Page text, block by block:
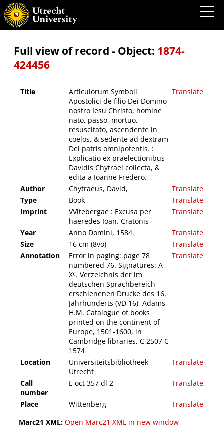
Articulorum Symboli Apostolici de filio Dei Domino nostro Iesu Christo, homine nato,
passo, mortuo, resuscitato, ascendente in coelos, & sedente ad dextram Dei patris
omnipotentis. : Explicatio ex praelectionibus Davidis Chytraei collecta, & edita a Ioanne
Fredero.
Full view of record - Object: 1874-
424456
Title
Articulorum Symboli
Apostolici de filio Dei Domino
nostro Iesu Christo, homine
nato, passo, mortuo,
resuscitato, ascendente in
coelos, & sedente ad dextram
Dei patris omnipotentis. :
Explicatio ex praelectionibus
Davidis Chytraei collecta, &
edita a Ioanne Fredero.
Translate
Author Chytraeus, David,
Translate
Type
Book
Translate
Imprint
VVitebergae : Excusa per
haeredes Ioan. Cratonis
Translate
Year Anno Domini, 1584.
Translate
Size
16 cm (8vo)
Translate
Annotation
Error in paging: page 78
numbered 76. Signatures: A-
X⁸. Verzeichnis der im
deutschen Sprachbereich
erschienenen Drucke des 16.
Jahrhunderts (VD 16), Adams,
H.M. Catalogue of books
printed on the continent of
Europe, 1501-1600, in
Cambridge libraries, C 2507 C
1574
Translate
Location
Universiteitsbibliotheek
Utrecht
Translate
Call
number
E oct 357 dl 2 Translate
Place Wittenberg
Translate
Marc21 XML: Open Marc21 XML in new window